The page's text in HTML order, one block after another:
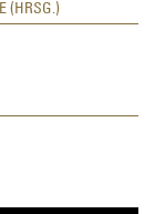
(HRSG.)